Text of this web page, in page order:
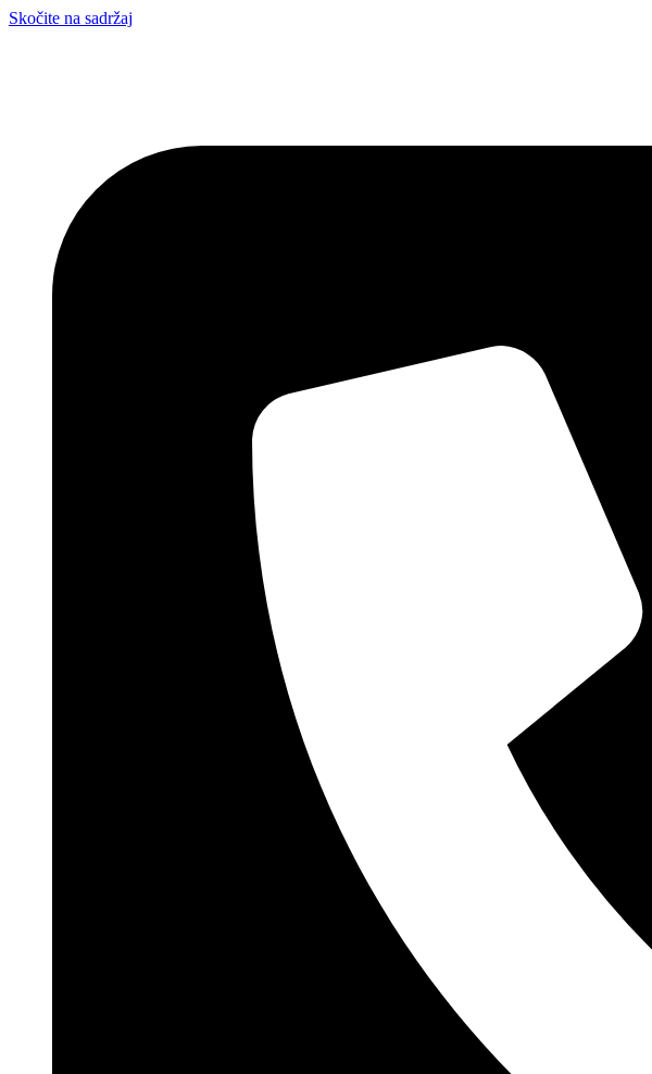
Skočite na sadržaj